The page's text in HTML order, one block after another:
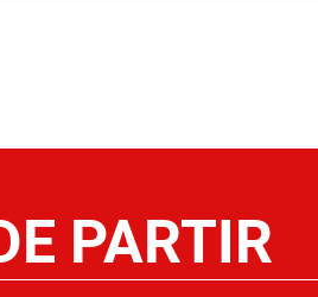
PARTIR